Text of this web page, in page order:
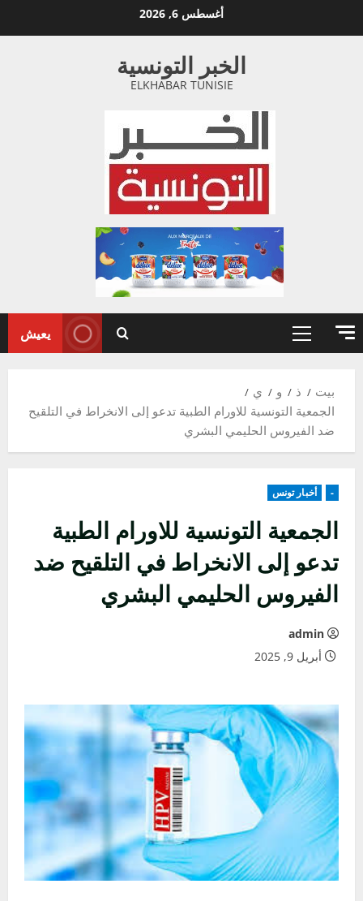
أغسطس 6, 2026
الخبر التونسية
ELKHABAR TUNISIE
القائمة
يعيش
بيت ذ و
ي
الجمعية التونسية للاورام الطبية تدعو إلى الانخراط في التلقيح
ضد الفيروس الحليمي البشري
- أخبار تونس
الجمعية التونسية للاورام الطبية
تدعو إلى الانخراط في التلقيح ضد
الفيروس الحليمي البشري
admin
أبريل 9, 2025